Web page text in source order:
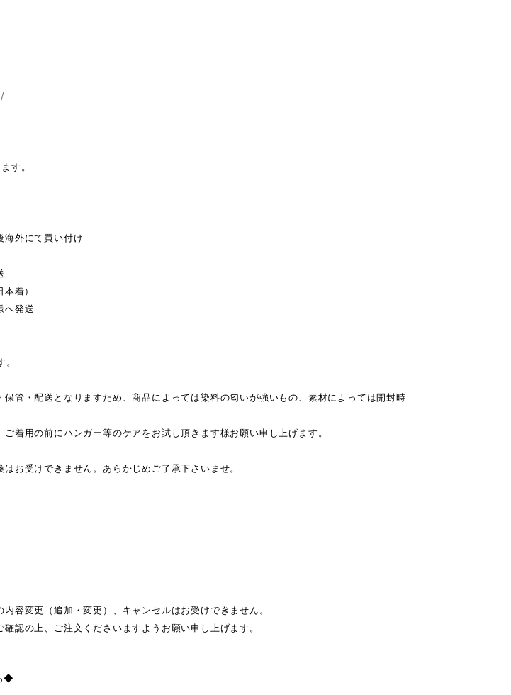
す。
海外にて買い付け
）
へ発送
管・配送となりますため、商品によっては染料の匂いが強いもの、素材によっては開封時
着用の前にハンガー等のケアをお試し頂きます様お願い申し上げます。
お受けできません。あらかじめご了承下さいませ。
容変更（追加・変更）、キャンセルはお受けできません。
認の上、ご注文くださいますようお願い申し上げます。
◆